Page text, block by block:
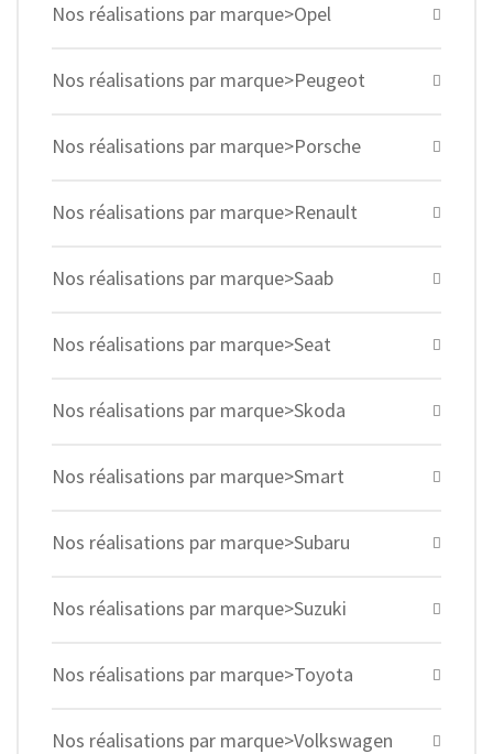
Nos réalisations par marque>Opel
Nos réalisations par marque>Peugeot
Nos réalisations par marque>Porsche
Nos réalisations par marque>Renault
Nos réalisations par marque>Saab
Nos réalisations par marque>Seat
Nos réalisations par marque>Skoda
Nos réalisations par marque>Smart
Nos réalisations par marque>Subaru
Nos réalisations par marque>Suzuki
Nos réalisations par marque>Toyota
Nos réalisations par marque>Volkswagen